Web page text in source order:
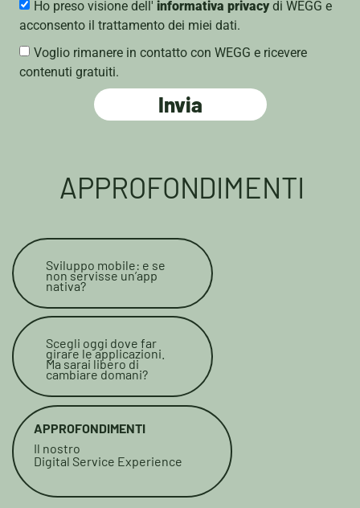
Ho preso visione dell' informativa privacydi WEGG e
acconsento il trattamento dei miei dati.
Voglio rimanere in contatto con WEGG e ricevere
contenuti gratuiti.
Invia
APPROFONDIMENTI
Sviluppo mobile: e se
non servisse un’app
nativa?
Scegli oggi dove far
girare le applicazioni.
Ma sarai libero di
cambiare domani?
APPROFONDIMENTI
Il nostro
Digital Service Experience